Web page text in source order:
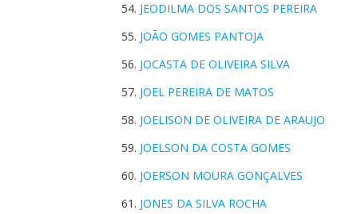
JEODILMA DOS SANTOS PEREIRA
JOÃO GOMES PANTOJA
JOCASTA DE OLIVEIRA SILVA
JOEL PEREIRA DE MATOS
JOELISON DE OLIVEIRA DE ARAUJO
JOELSON DA COSTA GOMES
JOERSON MOURA GONÇALVES
JONES DA SILVA ROCHA